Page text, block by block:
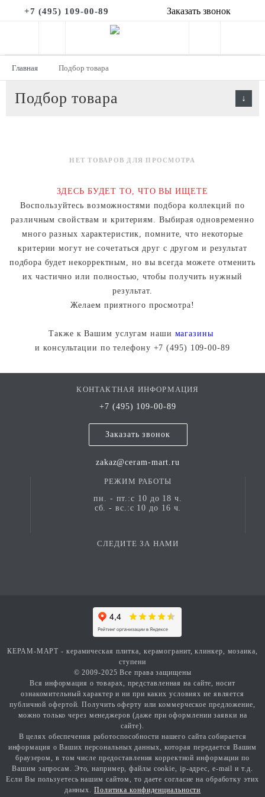
+7 (495) 109-00-89 Заказать звонок
Главная Подбор товара
Подбор товара
НЕТ ТОВАРОВ ДЛЯ ПРОСМОТРА
ЗДЕСЬ БУДЕТ ТО, ЧТО ВЫ ИЩЕТЕ
Воспользуйтесь возможностями подбора коллекций по
различным свойствам и критериям. Выбирая одновременно
много разных характеристик, помните, что некоторые
критерии могут не сочетаться друг с другом и результат
подбора будет некорректным, но вы всегда можете отменить
их частично или полностью, чтобы получить нужный
результат.
Желаем приятного просмотра!
Также к Вашим услугам наши магазины
и консультации по телефону +7 (495) 109-00-89
КОНТАКТНАЯ ИНФОРМАЦИЯ
+7 (495) 109-00-89
Заказать звонок
zakaz@ceram-mart.ru
РЕЖИМ РАБОТЫ
пн. - пт.:с 10 до 18 ч.
сб. - вс.:с 10 до 16 ч.
СЛЕДИТЕ ЗА НАМИ
КЕРАМ-МАРТ - керамическая плитка, керамогранит, клинкер, мозаика,
ступени
© 2009-2025 Все права защищены
Вся информация о товарах, представленная на сайте, носит
ознакомительный характер и ни при каких условиях не является
публичной офертой. Получить оферту или коммерческое предложение,
можно только через менеджеров (даже при оформлении заявки на
сайте).
В целях обеспечения работоспособности нашего сайта собирается
информация о Ваших персональных данных, которая передается Вашим
браузером, в том числе предоставления корректной информации по
Вашим запросам. Это, например, файлы cookie, ip-адрес, e-mail и т.д.
Если Вы пользуетесь нашим сайтом, то даете согласие на обработку этих
данных. Политика конфиденциальности